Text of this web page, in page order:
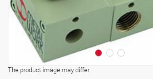
The product image may differ